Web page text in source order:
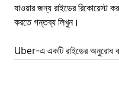
যাওয়ার জন্য রাইডের রিকোয়েস্ট
করতে গন্তব্য লিখুন।
Uber-এ একটি রাইডের অনুরোধ